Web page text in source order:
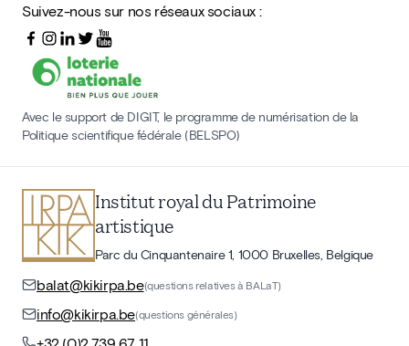
Suivez-nous sur nos réseaux sociaux :
Avec le support de DIGIT, le programme de numérisation de la
Politique scientifique fédérale (BELSPO)
Institut royal du Patrimoine
artistique
Parc du Cinquantenaire 1, 1000 Bruxelles, Belgique
balat@kikirpa.be(questions relatives à BALaT)
info@kikirpa.be(questions générales)